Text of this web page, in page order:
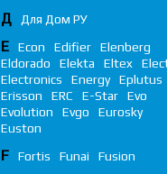
Д Для Дом РУ
E Econ Edifier
Elenberg
Eldorado
Elekta Eltex
Electronics
Energy
Eplutus
Erisson
ERC E-Star
Evo
Evolution
Evgo
Eurosky
Euston
F Fortis Funai Fusion